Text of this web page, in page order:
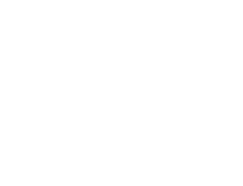
лекції